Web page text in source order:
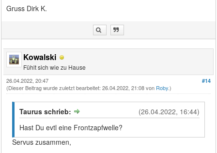
Gruss Dirk K.
Kowalski
Fühlt sich wie zu Hause
#14
26.04.2022, 20:47
(Dieser Beitrag wurde zuletzt bearbeitet: 26.04.2022, 21:08 von Roby.)
(26.04.2022, 16:44)
Taurus schrieb:
Hast Du evtl eine Frontzapfwelle?
Servus zusammen,